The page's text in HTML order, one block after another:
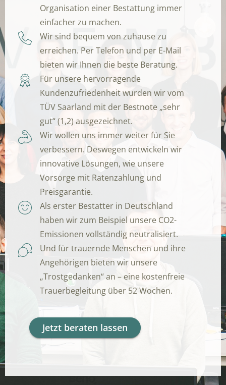
Organisation einer Bestattung immer
einfacher zu machen.
Wir sind bequem von zuhause zu
erreichen. Per Telefon und per E-Mail
bieten wir Ihnen die beste Beratung.
Für unsere hervorragende
Kundenzufriedenheit wurden wir vom
TÜV Saarland mit der Bestnote „sehr
gut“ (1,2) ausgezeichnet.
Wir wollen uns immer weiter für Sie
verbessern. Deswegen entwickeln wir
innovative Lösungen, wie unsere
Vorsorge mit Ratenzahlung und
Preisgarantie.
Als erster Bestatter in Deutschland
haben wir zum Beispiel unsere CO2-
Emissionen vollständig neutralisiert.
Und für trauernde Menschen und ihre
Angehörigen bieten wir unsere
„Trostgedanken“ an – eine kostenfreie
Trauerbegleitung über 52 Wochen.
Jetzt beraten lassen